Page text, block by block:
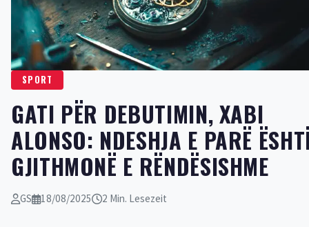
SPORT
GATI PËR DEBUTIMIN, XABI
ALONSO: NDESHJA E PARË
GJITHMONË E RËNDËSISHME
GS 18/08/2025 2 Min. Lesezeit